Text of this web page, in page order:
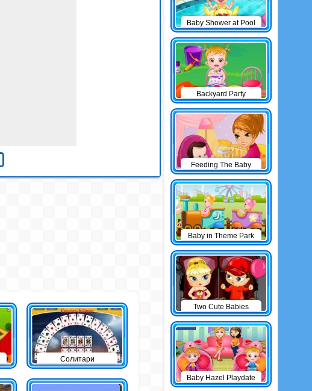
Солитари
Baby Shower at Pool
Backyard Party
Feeding The Baby
Baby in Theme Park
Two Cute Babies
Baby Hazel Playdate